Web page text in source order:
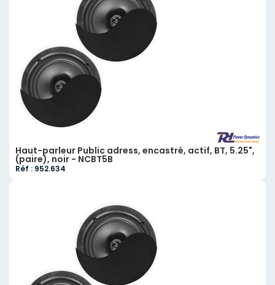
Haut-parleur Public adress, encastré, actif, BT, 5.25",
(paire), noir - NCBT5B
Réf : 952.634